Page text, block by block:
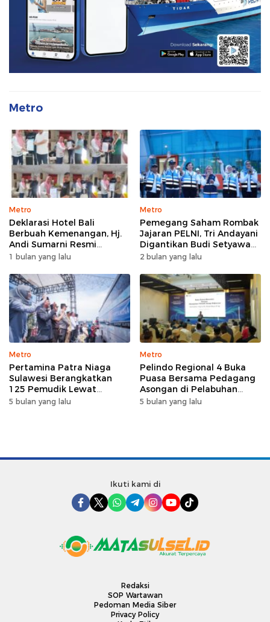
Metro
Metro
Deklarasi Hotel Bali
Berbuah Kemenangan, Hj.
Andi Sumarni Resmi
Nahkodai DPW FK PKBM
1 bulan yang lalu
Metro
Pemegang Saham Rombak
Jajaran PELNI, Tri Andayani
Digantikan Budi Setyawan
Wijaya sebagai Dirut
2 bulan yang lalu
Metro
Pertamina Patra Niaga
Sulawesi Berangkatkan
125 Pemudik Lewat
Program Mudik Gratis
5 bulan yang lalu
Metro
Pelindo Regional 4 Buka
Puasa Bersama Pedagang
Asongan di Pelabuhan
Makassar, Perkuat
5 bulan yang lalu
Ikuti kami di
Redaksi
SOP Wartawan
Pedoman Media Siber
Privacy Policy